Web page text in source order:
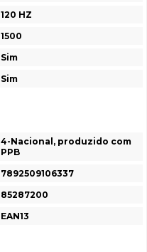
120 HZ
1500
Sim
Sim
4-Nacional, produzido com
PPB
7892509106337
85287200
EAN13